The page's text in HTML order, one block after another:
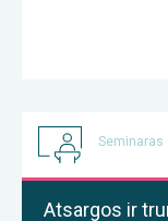
Seminaras
Atsargos ir